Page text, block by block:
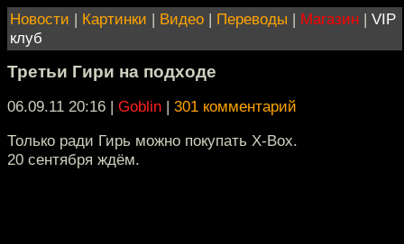
Новости | Картинки | Видео | Переводы | Магазин | VIP
клуб
Третьи Гири на подходе
06.09.11 20:16 | Goblin | 301 комментарий
Только ради Гирь можно покупать Х-Вох.
20 сентября ждём.